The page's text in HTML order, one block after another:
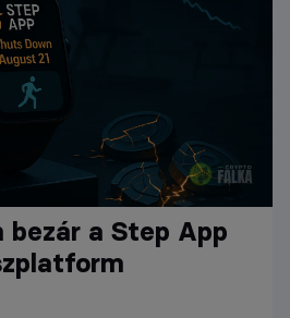
a Step App